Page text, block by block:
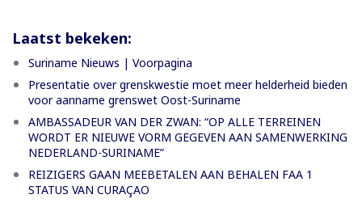
Laatst bekeken:
Suriname Nieuws | Voorpagina
Presentatie over grenskwestie moet meer helderheid bieden
voor aanname grenswet Oost-Suriname
AMBASSADEUR VAN DER ZWAN: “OP ALLE TERREINEN
WORDT ER NIEUWE VORM GEGEVEN AAN SAMENWERKING
NEDERLAND-SURINAME”
REIZIGERS GAAN MEEBETALEN AAN BEHALEN FAA 1
STATUS VAN CURAÇAO